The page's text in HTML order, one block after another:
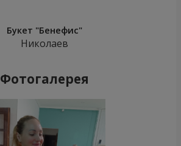
Букет "Бенефис"
Николаев
Фотогалерея